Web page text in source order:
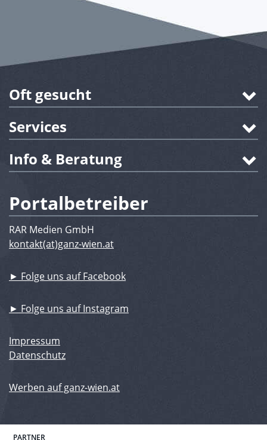
Oft gesucht
Services
Info & Beratung
Portalbetreiber
RAR Medien GmbH
kontakt(at)ganz-wien.at
► Folge uns auf Facebook
► Folge uns auf Instagram
Impressum
Datenschutz
Werben auf ganz-wien.at
PARTNER